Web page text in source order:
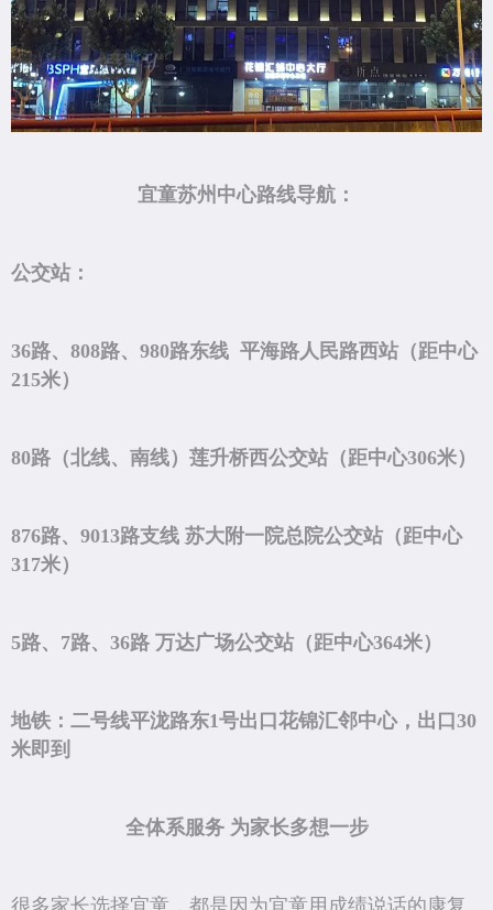
宜童苏州中心路线导航：
公交站：
36路、808路、980路东线 平海路人民路西站（距中心
215米）
80路（北线、南线）莲升桥西公交站（距中心306米）
876路、9013路支线 苏大附一院总院公交站（距中心
317米）
5路、7路、36路 万达广场公交站（距中心364米）
地铁：二号线平泷路东1号出口花锦汇邻中心，出口30
米即到
全体系服务 为家长多想一步